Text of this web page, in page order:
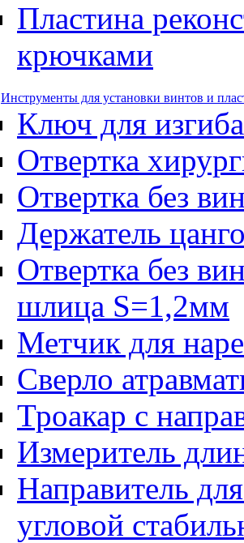
Пластина
крючками
Инструменты для установки винтов и
Ключ для
Отвертка
Отвертка без
Держатель
Отвертка без
шлица S=1,2мм
Метчик для
Сверло
Троакар с
Измеритель
Направитель
угловой